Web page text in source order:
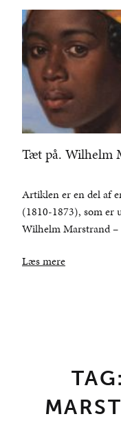
Tæt på. Wilhelm
Artiklen er en del af
(1810-1873), som er
Wilhelm Marstrand
Læs mere